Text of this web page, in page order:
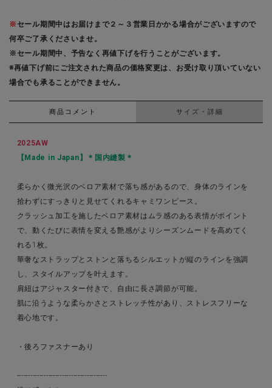
※ セール期間中はお届けまで２～３営業日かかる場合がございますので
何卒ご了承くださいませ。
※セール期間中、予告なく再値下げを行うことがございます。
※再値下げ前にご注文された商品の価格変更は、お受け取り頂いていない
場合でも承ることができません。
商品コメント サイズ・詳細
2025AW
【Made in Japan】＊国内縫製＊
柔らかく微光沢のベロア素材で落ち感があるので、身体のラインを
拾わずにすっきりと見せてくれるキャミワンピース。
クラッシュ加工を施したベロア素材はムラ感のある表情がポイント
で、動くたびに表情を変える艶感がよりシーズンムードを高めてく
れる1枚。
華奢なストラップとストンと落ちるシルエットが縦のラインを強調
し、スタイルアップを叶えます。
肩紐はアジャスター付きで、自由に長さ調節が可能。
肌に沿うような柔らかさとストレッチ性があり、ストレスフリーな
着心地です。
・後ろファスナーあり
----------------------------------------